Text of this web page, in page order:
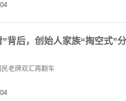
背后，创始人家族“掏空式”分
老牌双汇再翻车